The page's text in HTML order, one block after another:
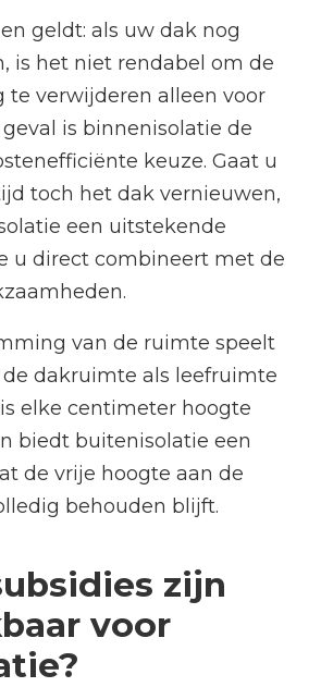
geldt: als uw dak nog
is het niet rendabel om de
te verwijderen alleen voor
is binnenisolatie de
keuze. Gaat u
toch het dak vernieuwen,
een uitstekende
u direct combineert met de
van de ruimte speelt
dakruimte als leefruimte
elke centimeter hoogte
biedt buitenisolatie een
de vrije hoogte aan de
behouden blijft.
zijn
voor